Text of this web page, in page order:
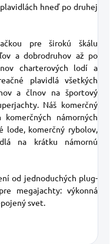
hneď po druhej
pre širokú škálu
a dobrodruhov až po
charterových lodí a
plavidlá všetkých
a člnov na športový
Náš komerčný
námorných
lode, komerčný rybolov,
na krátku námornú
od jednoduchých plug-
megajachty: výkonná
svet.